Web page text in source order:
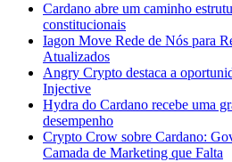
Cardano abre um caminho
constitucionais
Iagon Move Rede de Nós para
Atualizados
Angry Crypto destaca a
Injective
Hydra do Cardano recebe uma
desempenho
Crypto Crow sobre Cardano:
Camada de Marketing que Falta